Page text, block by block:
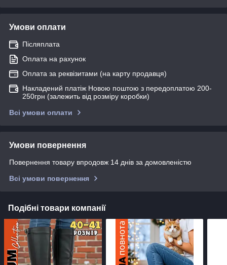
Умови оплати
Післяплата
Оплата на рахунок
Оплата за реквізитами (на карту продавця)
Накладений платіж Новою поштою з передоплатою 200-
250грн (залежить від розміру коробки)
Всі умови оплати
Умови повернення
Повернення товару впродовж 14 днів за домовленістю
Всі умови повернення
Подібні товари компанії